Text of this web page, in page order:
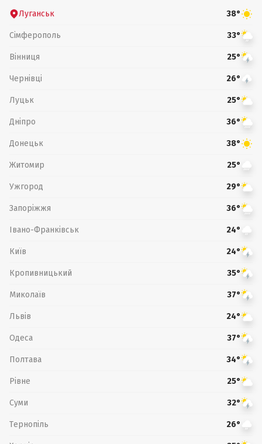
Луганськ 38°
Сімферополь 33°
Вінниця 25°
Чернівці 26°
Луцьк 25°
Дніпро 36°
Донецьк 38°
Житомир 25°
Ужгород 29°
Запоріжжя 36°
Івано-Франківськ 24°
Київ 24°
Кропивницький 35°
Миколаїв 37°
Львів 24°
Одеса 37°
Полтава 34°
Рівне 25°
Суми 32°
Тернопіль 26°